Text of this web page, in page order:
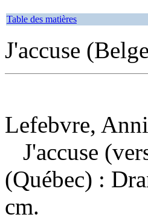
Table des matières
J'accuse
Lefebvre,
J'accuse
(Québec) :
cm.